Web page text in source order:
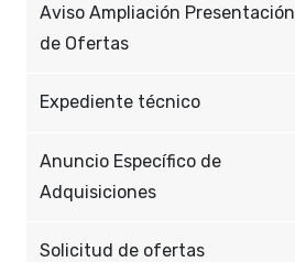
Aviso Ampliación Presentación
de Ofertas
Expediente técnico
Anuncio Específico de
Adquisiciones
Solicitud de ofertas